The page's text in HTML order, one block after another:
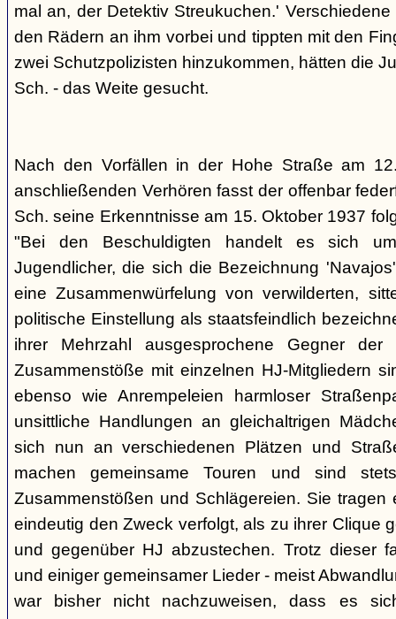
mal an, der Detektiv Streukuchen.'
den Rädern an ihm vorbei und tippten mit den
zwei Schutzpolizisten hinzukommen, hätten die
Sch. - das Weite gesucht.
Nach den Vorfällen in der Hohe Straße am
anschließenden Verhören fasst der offenbar
Sch. seine Erkenntnisse am 15. Oktober 1937
"Bei den Beschuldigten handelt es sich
Jugendlicher, die sich die Bezeichnung
eine Zusammenwürfelung von verwilderten,
politische Einstellung als staatsfeindlich
ihrer Mehrzahl ausgesprochene Gegner
Zusammenstöße mit einzelnen HJ-Mitgliedern
ebenso wie Anrempeleien harmloser
unsittliche Handlungen an gleichaltrigen
sich nun an verschiedenen Plätzen und
machen gemeinsame Touren und sind
Zusammenstößen und Schlägereien. Sie tragen
eindeutig den Zweck verfolgt, als zu ihrer Clique
und gegenüber HJ abzustechen. Trotz dieser
und einiger gemeinsamer Lieder - meist
war bisher nicht nachzuweisen, dass es